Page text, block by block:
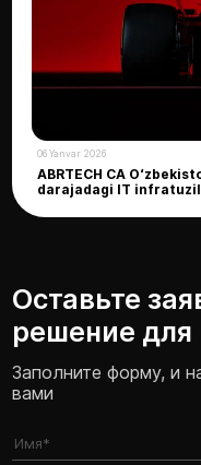
06 Yanvar 2026
ABRTECH CA
darajadagi IT
Оставьте
решение для
Заполните форму, и
вами